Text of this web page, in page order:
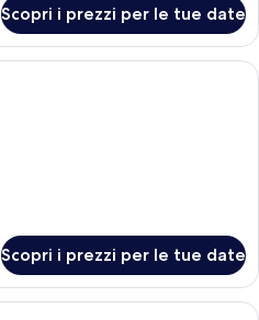
Scopri i prezzi per le tue date
Una camera d'albergo con due letti,
Scopri i prezzi per le tue date
Una camera d'albergo con un letto,